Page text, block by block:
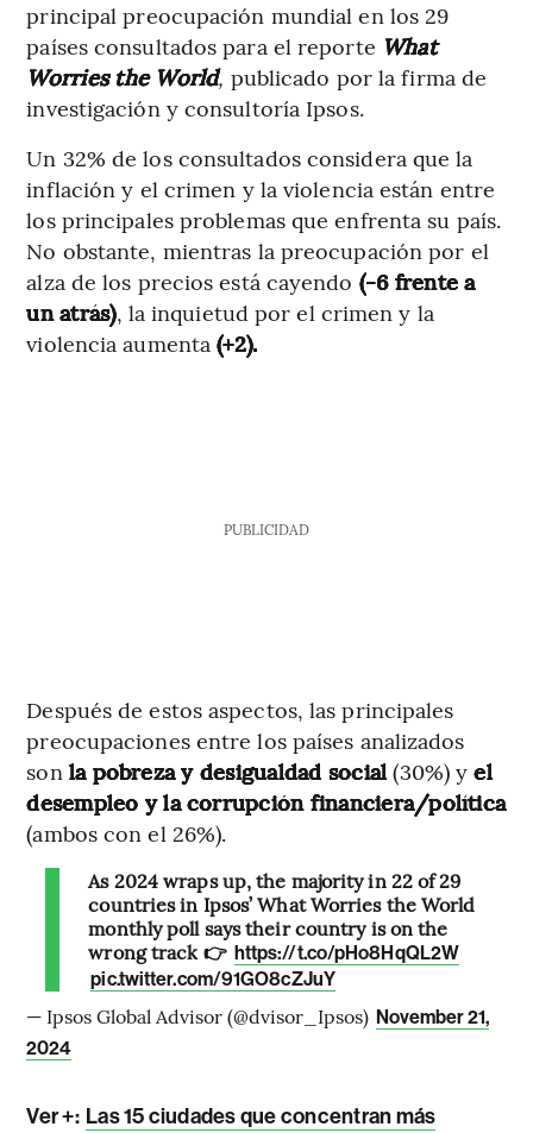
principal preocupación mundial en los 29
países consultados para el reporte What
Worries the World, publicado por la firma de
investigación y consultoría Ipsos.
Un 32% de los consultados considera que la
inflación y el crimen y la violencia están entre
los principales problemas que enfrenta su país.
No obstante, mientras la preocupación por el
alza de los precios está cayendo (-6 frente a
un atrás), la inquietud por el crimen y la
violencia aumenta(+2).
PUBLICIDAD
Después de estos aspectos, las principales
preocupaciones entre los países analizados
son la pobreza y desigualdad social(30%) yel
desempleo y la corrupción financiera/política
(ambos con el 26%).
As 2024 wraps up, the majority in 22 of 29
countries in Ipsos’ What Worries the World
monthly poll says their country is on the
wrong track 👉 https://t.co/pHo8HqQL2W
pic.twitter.com/91GO8cZJuY
— Ipsos Global Advisor (@dvisor_Ipsos) November 21,
2024
Ver +: Las 15 ciudades que concentran más